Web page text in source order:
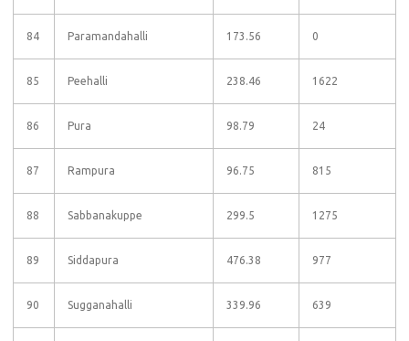
84 Paramandahalli 173.56 0
85 Peehalli 238.46 1622
86 Pura 98.79 24
87 Rampura 96.75 815
88 Sabbanakuppe 299.5 1275
89 Siddapura 476.38 977
90 Sugganahalli 339.96 639